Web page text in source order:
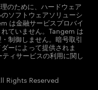
のために、ハードウェア
ソフトウェアソリューシ
は金融サービスプロバイ
ていません。Tangem は
制御しません。暗号取引
ーによって提供されま
ィサービスの利用に関し